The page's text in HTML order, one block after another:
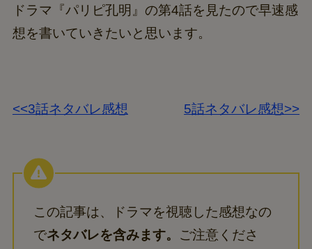
ドラマ『パリピ孔明』の第4話を見たので早速感
想を書いていきたいと思います。
<<3話ネタバレ感想 5話ネタバレ感想>>
この記事は、ドラマを視聴した感想なの
でネタバレを含みます。 ご注意くださ